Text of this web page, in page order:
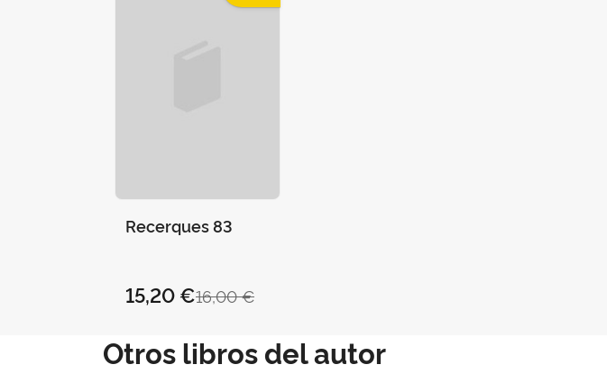
Recerques 83
16,00 €
15,20 €
Otros libros del autor